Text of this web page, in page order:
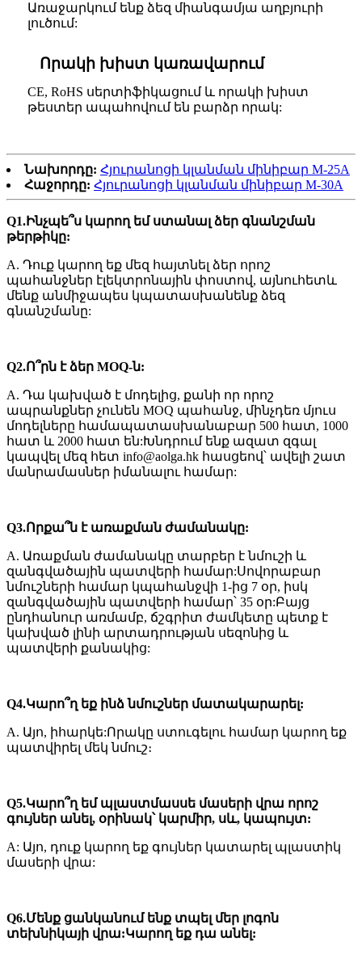
Առաջարկում ենք ձեզ միանգամյա աղբյուրի
լուծում:
Որակի խիստ կառավարում
CE, RoHS սերտիֆիկացում և որակի խիստ
թեստեր ապահովում են բարձր որակ:
Նախորդը: Հյուրանոցի կլանման մինիբար M-25A
Հաջորդը: Հյուրանոցի կլանման մինիբար M-30A
Q1.Ինչպե՞ս կարող եմ ստանալ ձեր գնանշման
թերթիկը:
A. Դուք կարող եք մեզ հայտնել ձեր որոշ
պահանջներ էլեկտրոնային փոստով, այնուհետև
մենք անմիջապես կպատասխանենք ձեզ
գնանշմանը:
Q2.Ո՞րն է ձեր MOQ-ն:
A. Դա կախված է մոդելից, քանի որ որոշ
ապրանքներ չունեն MOQ պահանջ, մինչդեռ մյուս
մոդելները համապատասխանաբար 500 հատ, 1000
հատ և 2000 հատ են:Խնդրում ենք ազատ զգալ
կապվել մեզ հետ info@aolga.hk հասցեով՝ ավելի շատ
մանրամասներ իմանալու համար:
Q3.Որքա՞ն է առաքման ժամանակը:
A. Առաքման ժամանակը տարբեր է նմուշի և
զանգվածային պատվերի համար:Սովորաբար
նմուշների համար կպահանջվի 1-ից 7 օր, իսկ
զանգվածային պատվերի համար՝ 35 օր:Բայց
ընդհանուր առմամբ, ճշգրիտ ժամկետը պետք է
կախված լինի արտադրության սեզոնից և
պատվերի քանակից:
Q4.Կարո՞ղ եք ինձ նմուշներ մատակարարել:
A. Այո, իհարկե:Որակը ստուգելու համար կարող եք
պատվիրել մեկ նմուշ։
Q5.Կարո՞ղ եմ պլաստմասսե մասերի վրա որոշ
գույներ անել, օրինակ՝ կարմիր, սև, կապույտ:
A: Այո, դուք կարող եք գույներ կատարել պլաստիկ
մասերի վրա:
Q6.Մենք ցանկանում ենք տպել մեր լոգոն
տեխնիկայի վրա:Կարող եք դա անել: